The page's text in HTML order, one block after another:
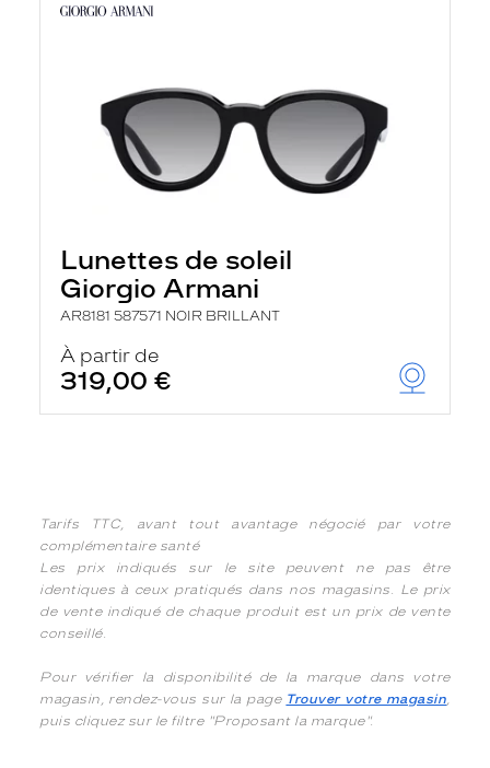
Lunettes de soleil
Giorgio Armani
AR8181 587571 NOIR BRILLANT
À partir de
319,00 €
Tarifs TTC, avant tout avantage négocié par votre
complémentaire santé
Les prix indiqués sur le site peuvent ne pas être
identiques à ceux pratiqués dans nos magasins. Le prix
de vente indiqué de chaque produit est un prix de vente
conseillé.
Pour vérifier la disponibilité de la marque dans votre
magasin, rendez-vous sur la page Trouver votre magasin,
puis cliquez sur le filtre "Proposant la marque".